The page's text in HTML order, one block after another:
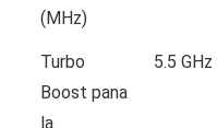
(MHz)
Turbo
Boost pana
la
5.5 GHz